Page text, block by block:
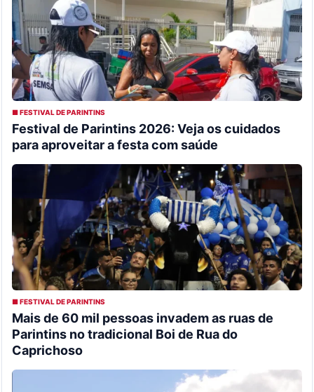
■ FESTIVAL DE PARINTINS
Festival de Parintins 2026: Veja os cuidados
para aproveitar a festa com saúde
■ FESTIVAL DE PARINTINS
Mais de 60 mil pessoas invadem as ruas de
Parintins no tradicional Boi de Rua do
Caprichoso